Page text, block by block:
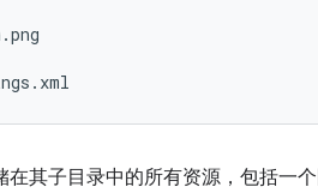
在其子目录中的所有资源，包括一